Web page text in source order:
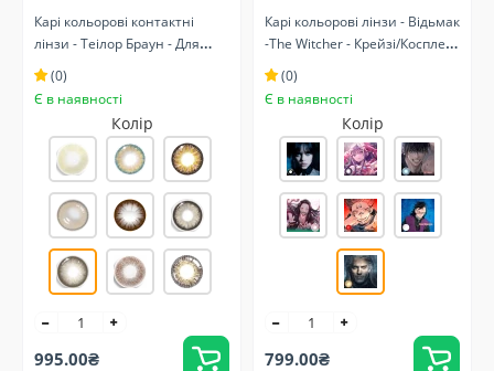
Карі кольорові контактні
лінзи - Теілор Браун - Для
чорних та світлих очей -
Натуральні
(0)
Є в наявності
Колір
995.00₴
Карі кольорові лінзи - Відьмак
-The Witcher‌ - Крейзі/Косплей
- Карнавальні
(0)
Є в наявності
Колір
799.00₴